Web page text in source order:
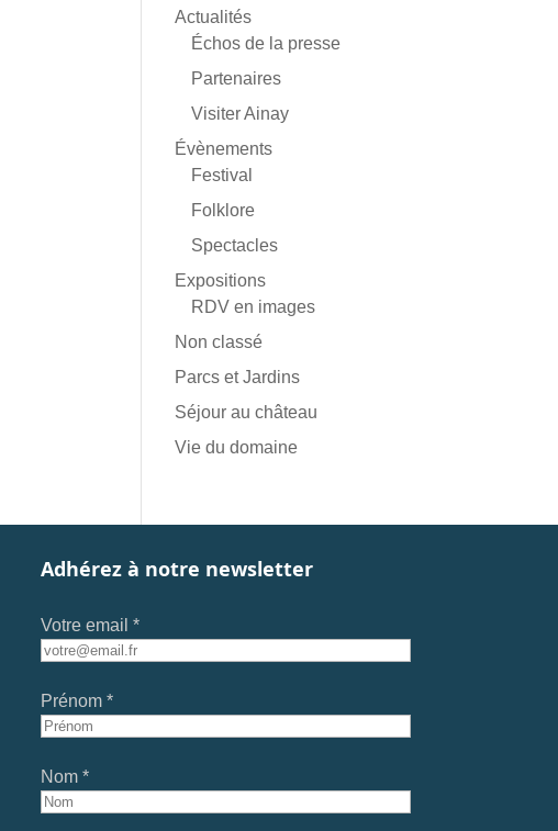
Actualités
Échos de la presse
Partenaires
Visiter Ainay
Évènements
Festival
Folklore
Spectacles
Expositions
RDV en images
Non classé
Parcs et Jardins
Séjour au château
Vie du domaine
Adhérez à notre newsletter
Votre email *
Prénom *
Nom *